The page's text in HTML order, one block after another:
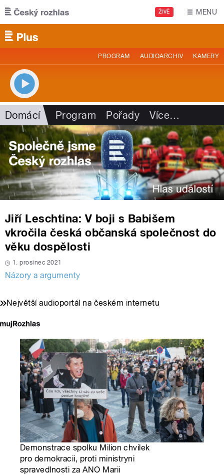
Přejít k hlavnímu obsahu
ŽIVĚ MENU
PROGRAM AUDIOARCHIV KAMERY
Domácí Program Pořady Více…
Jiří Leschtina: V boji s Babišem
vkročila česká občanská společnost do
věku dospělosti
1. prosinec 2021
Názory a argumenty
Největší audioportál na českém internetu
Demonstrace spolku Milion chvilek
pro demokracii, proti ministryni
spravedlnosti za ANO Marii